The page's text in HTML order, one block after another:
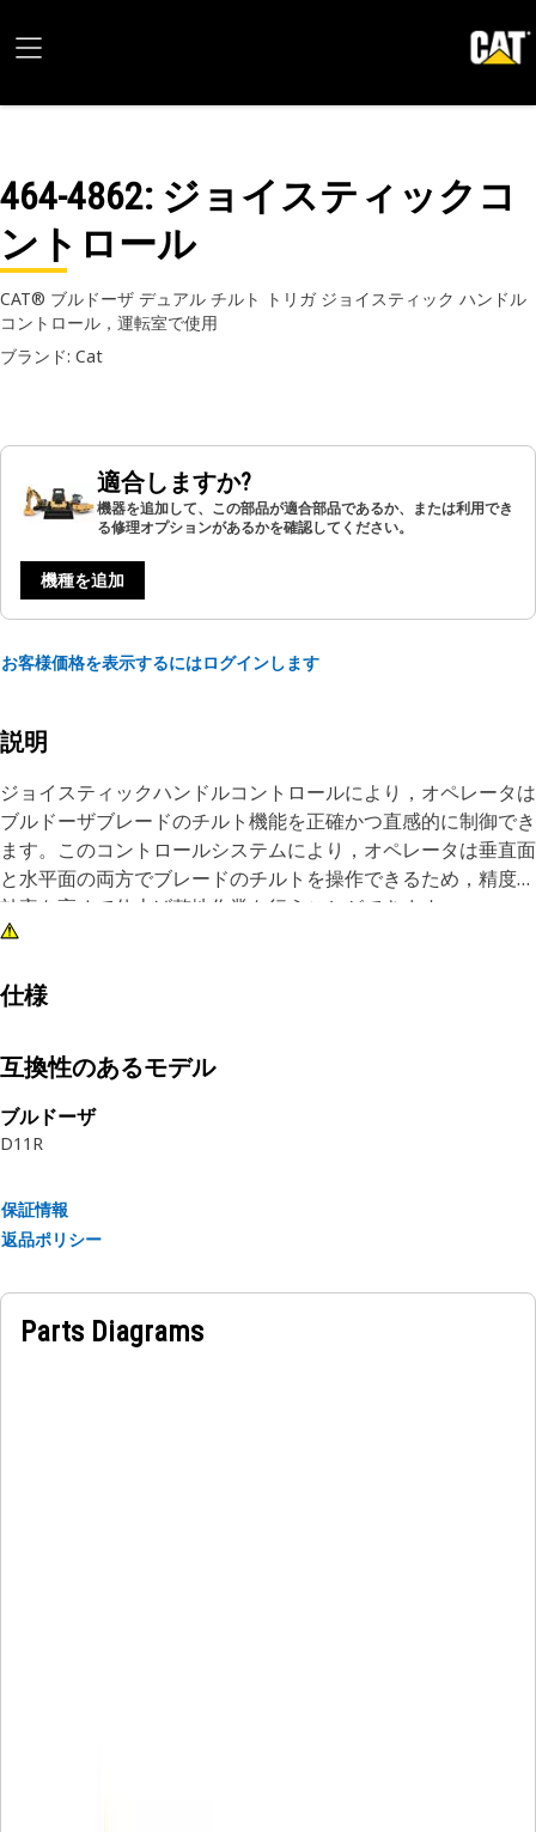
464-4862: ジョイスティックコ
ントロール
CAT® ブルドーザ デュアル チルト トリガ ジョイスティック ハンドル
コントロール，運転室で使用
ブランド: Cat
適合しますか?
機器を追加して、この部品が適合部品であるか、または利用でき
る修理オプションがあるかを確認してください。
機種を追加
お客様価格を表示するにはログインします
説明
ジョイスティックハンドルコントロールにより，オペレータは
ブルドーザブレードのチルト機能を正確かつ直感的に制御でき
ます。このコントロールシステムにより，オペレータは垂直面
と水平面の両方でブレードのチルトを操作できるため，精度と
効率を高めて仕上げ整地作業を行うことができます。
• ほこり，水，極端な温度への暴露などの過酷な環境条件に耐
•人間工学に基づいた形状と快適なグリップが特徴
用途：
ジョイスティックハンドルコントロールは，スムーズで均整の
仕様
互換性のあるモデル
ブルドーザ
D11R
保証情報
返品ポリシー
Parts Diagrams